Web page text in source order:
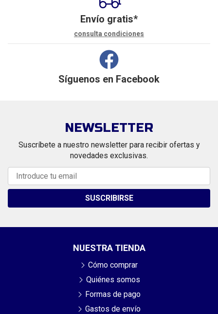
Envío gratis*
consulta condiciones
Síguenos en Facebook
NEWSLETTER
Suscríbete a nuestro newsletter para recibir ofertas y
novedades exclusivas.
SUSCRIBIRSE
NUESTRA TIENDA
Cómo comprar
Quiénes somos
Formas de pago
Gastos de envío